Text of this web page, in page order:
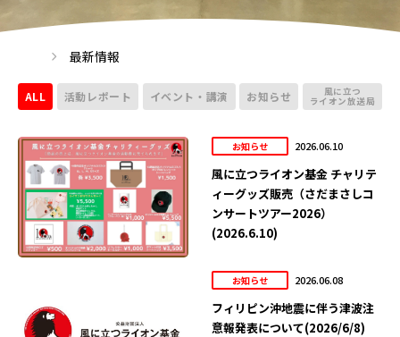
最新情報
ALL 活動レポート イベント・講演 お知らせ 風に立つ
ライオン放送局
お知らせ 2026.06.10
風に立つライオン基金 チャリテ
ィーグッズ販売（さだまさしコ
ンサートツアー2026）
(2026.6.10)
お知らせ 2026.06.08
フィリピン沖地震に伴う津波注
意報発表について(2026/6/8)